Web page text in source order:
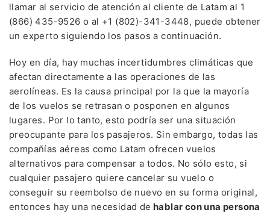
llamar al servicio de atención al cliente de Latam al 1
(866) 435-9526 o al +1 (802)-341-3448, puede obtener
un experto siguiendo los pasos a continuación.
Hoy en día, hay muchas incertidumbres climáticas que
afectan directamente a las operaciones de las
aerolíneas. Es la causa principal por la que la mayoría
de los vuelos se retrasan o posponen en algunos
lugares. Por lo tanto, esto podría ser una situación
preocupante para los pasajeros. Sin embargo, todas las
compañías aéreas como Latam ofrecen vuelos
alternativos para compensar a todos. No sólo esto, si
cualquier pasajero quiere cancelar su vuelo o
conseguir su reembolso de nuevo en su forma original,
entonces hay una necesidad de hablar con una persona